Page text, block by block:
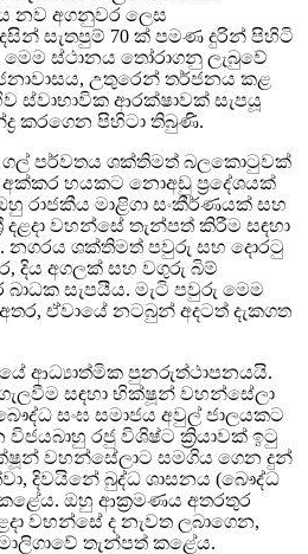
නව අගනුවර ලෙස
සැතපුම් 70 ක් පමණ දුරින් පිහිටි
ස්ථානය තෝරාගනු ලැබුවේ
උතුරෙන් තර්ජනය කළ
ස්වාභාවික ආරක්ෂාවක් සැපයූ
කරගෙන පිහිටා තිබුණි.
ගල් පර්වතය ශක්තිමත් බලකොටුවක්
හයකට නොඅඩු ප්‍රදේශයක්
රාජකීය මාළිගා සංකීර්ණයක් සහ
වහන්සේ තැන්පත් කිරීම සඳහා
නගරය ශක්තිමත් පවුරු සහ දොරටු
දිය අගලක් සහ වගුරු බිම්
බාධක සැපයීය. මැටි පවුරු මෙම
ඒවායේ නටබුන් අදටත් දැකගත
ආධ්‍යාත්මික පුනරුත්ථාපනයයි.
සඳහා භික්ෂූන් වහන්සේලා
සංඝ සමාජය අවුල් ජාලයකට
විජයබාහු රජු විශිෂ්ට ක්‍රියාවක් ඉටු
වහන්සේලාට සමගිය ගෙන දුන්
දිවයිනේ බුද්ධ ශාසනය (බෞද්ධ
ඔහු ආක්‍රමණය අතරතුර
වහන්සේ ද නැවත ලබාගෙන,
තැන්පත් කළේය.